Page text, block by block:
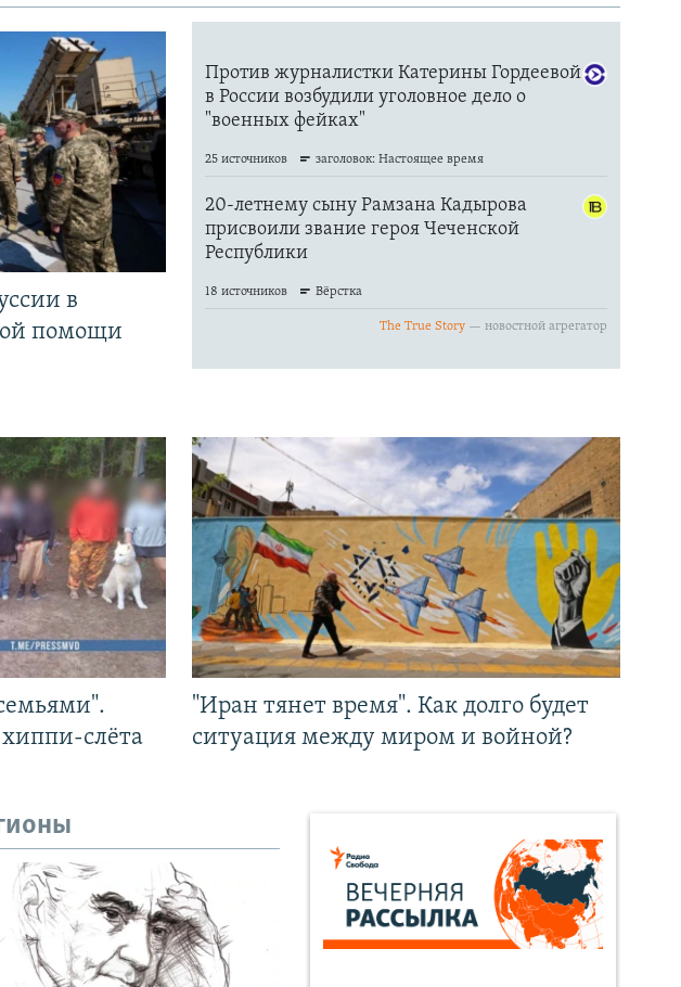
в
помощи
слёта
"Иран тянет время". Как долго будет
ситуация между миром и войной?